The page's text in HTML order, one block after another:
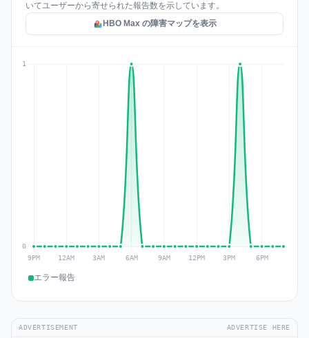
いてユーザーから寄せられた報告数を示しています。
HBO Max の障害マップを表示
エラー報告
ADVERTISEMENT ADVERTISE HERE